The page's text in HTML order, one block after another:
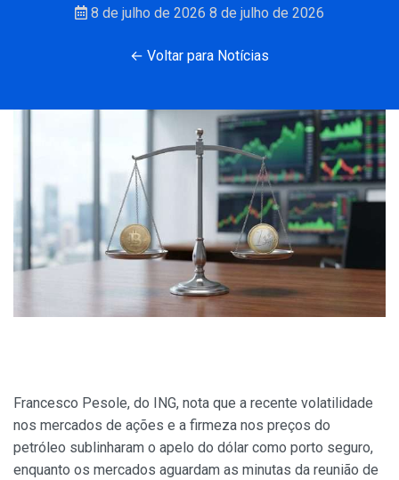
8 de julho de 2026 8 de julho de 2026
← Voltar para Notícias
Francesco Pesole, do ING, nota que a recente volatilidade
nos mercados de ações e a firmeza nos preços do
petróleo sublinharam o apelo do dólar como porto seguro,
enquanto os mercados aguardam as minutas da reunião de